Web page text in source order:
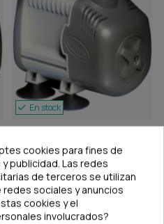
En stock
72,95 €
Añadir al carrito
cookies para fines de
publicidad. Las redes
de terceros se utilizan
sociales y anuncios
cookies y el
involucrados?